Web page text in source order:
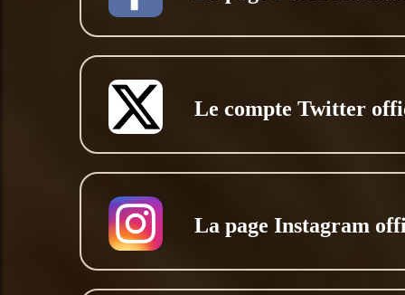
Le compte Twitter
La page Instagram